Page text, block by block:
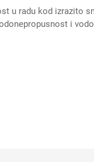
u radu kod izrazito
i